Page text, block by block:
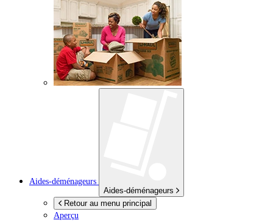
Aides-déménageurs
Aides-déménageurs
Retour au menu principal
Aperçu